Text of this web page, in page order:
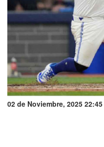
02 de Noviembre, 2025 22:45